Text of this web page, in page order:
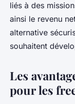
liés à des
ainsi le revenu
alternative
souhaitent
Les
pour les